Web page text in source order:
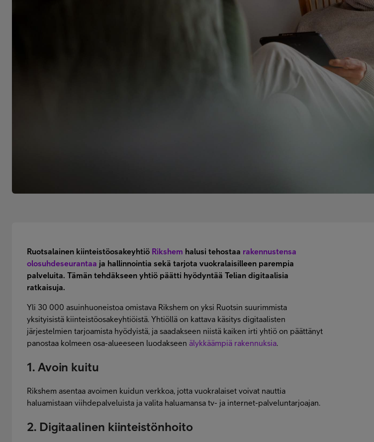
Ruotsalainen kiinteistöosakeyhtiö Rikshem halusi tehostaa rakennustensa
olosuhdeseurantaa ja hallinnointia sekä tarjota vuokralaisilleen parempia
palveluita. Tämän tehdäkseen yhtiö päätti hyödyntää Telian digitaalisia
ratkaisuja.
Yli 30 000 asuinhuoneistoa omistava Rikshem on yksi Ruotsin suurimmista
yksityisistä kiinteistöosakeyhtiöistä. Yhtiöllä on kattava käsitys digitaalisten
järjestelmien tarjoamista hyödyistä, ja saadakseen niistä kaiken irti yhtiö on päättänyt
panostaa kolmeen osa-alueeseen luodakseen älykkäämpiä rakennuksia
1. Avoin kuitu
Rikshem asentaa avoimen kuidun verkkoa, jotta vuokralaiset voivat nauttia
haluamistaan viihdepalveluista ja valita haluamansa tv- ja internet-palveluntarjoajan.
2. Digitaalinen kiinteistönhoito